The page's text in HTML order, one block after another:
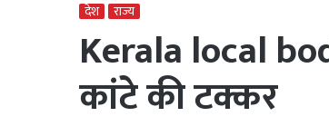
देश
राज्य
Kerala local
कांटे की टक्कर